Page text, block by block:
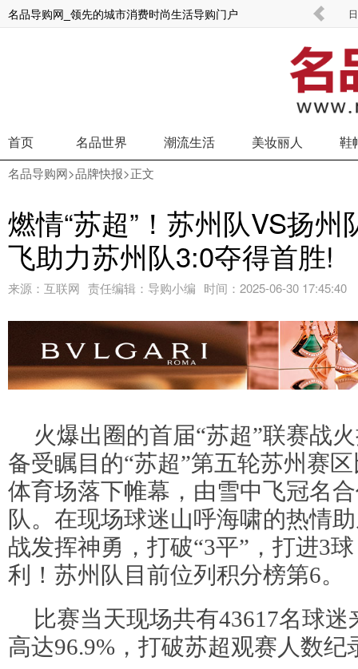
名品导购网_领先的城市消费时尚生活导购门户
飞利浦Sonicare携手全球代言人肖战 共启口腔
首页 名品世界 潮流生活 美妆丽人 鞋
名品导购网>品牌快报>正文
燃情“苏超”！苏州队VS扬
飞助力苏州队3:0夺得首胜!
来源： 互联网 责任编辑： 导购小编 时间： 2025-06-30 17:45:40
火爆出圈的首届“苏超”联赛战
备受瞩目的“苏超”第五轮苏州赛
体育场落下帷幕，由雪中飞冠名
队。在现场球迷山呼海啸的热情
战发挥神勇，打破“3平”，打进3
利！苏州队目前位列积分榜第6。
比赛当天现场共有43617名球
高达96.9%，打破苏超观赛人数纪